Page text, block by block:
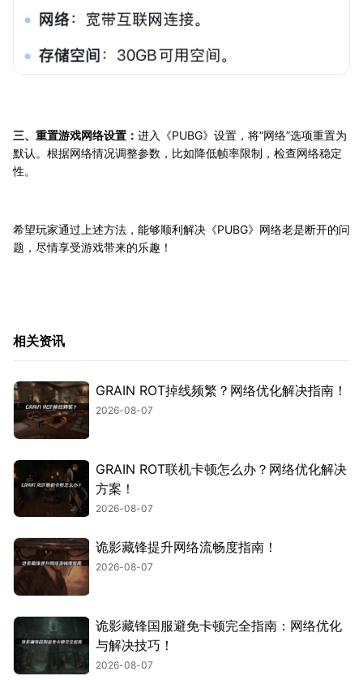
三、重置游戏网络设置： 进入《PUBG》设置，将“网络”选项重置为
默认。根据网络情况调整参数，比如降低帧率限制，检查网络稳定
性。
希望玩家通过上述方法，能够顺利解决《PUBG》网络老是断开的问
题，尽情享受游戏带来的乐趣！
相关资讯
GRAIN ROT掉线频繁？网络优化解决指南！
2026-08-07
GRAIN ROT联机卡顿怎么办？网络优化解决
方案！
2026-08-07
诡影藏锋提升网络流畅度指南！
2026-08-07
诡影藏锋国服避免卡顿完全指南：网络优化
与解决技巧！
2026-08-07